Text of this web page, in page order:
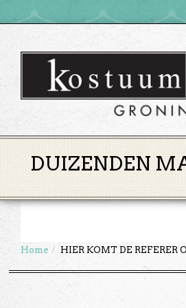
DUIZENDEN
Home HIER KOMT DE REFERER